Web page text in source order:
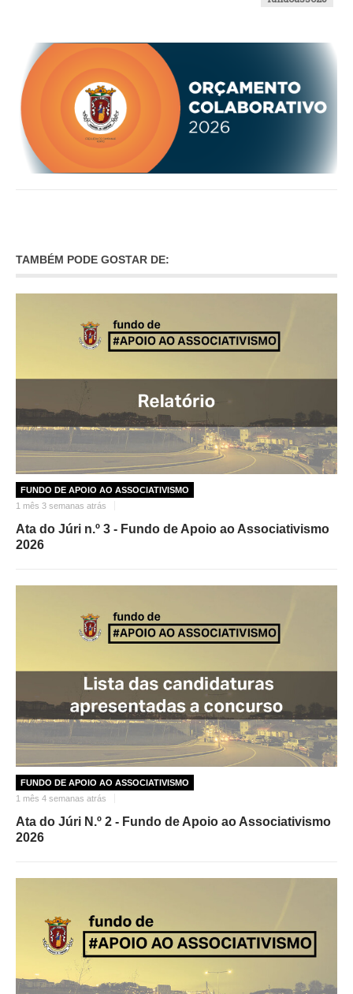
TAMBÉM PODE GOSTAR DE:
FUNDO DE APOIO AO ASSOCIATIVISMO
1 mês 3 semanas atrás
Ata do Júri n.º 3 - Fundo de Apoio ao Associativismo
2026
FUNDO DE APOIO AO ASSOCIATIVISMO
1 mês 4 semanas atrás
Ata do Júri N.º 2 - Fundo de Apoio ao Associativismo
2026